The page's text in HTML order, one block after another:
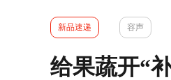
新品速递 容声
给果蔬开“